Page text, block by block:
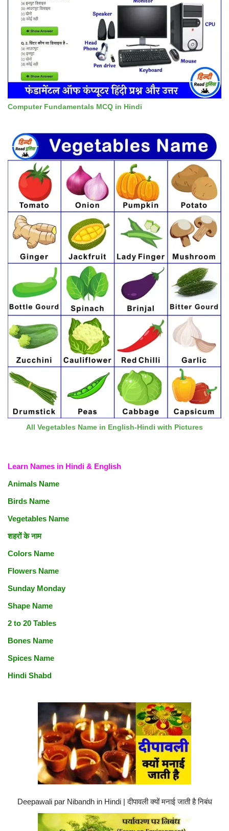
Computer Fundamentals MCQ in Hindi
All Vegetables Name in English-Hindi with Pictures
Learn Names in Hindi & English
Animals Name
Birds Name
Vegetables Name
शहरों के नाम
Colors Name
Flowers Name
Sunday Monday
Shape Name
2 to 20 Tables
Bones Name
Spices Name
Hindi Shabd
Deepawali par Nibandh in Hindi | दीपावली क्यों मनाई जाती है निबंध